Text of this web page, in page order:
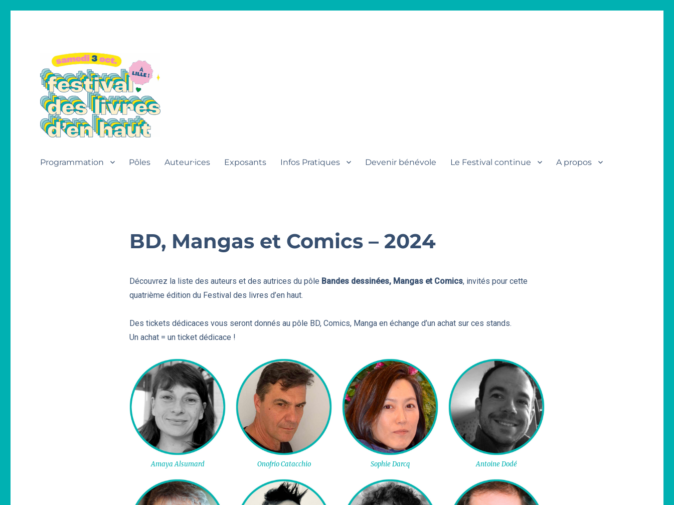
Programmation Pôles Auteur⸱ices Exposants Infos Pratiques Devenir bénévole Le Festival continue A propos
BD, Mangas et Comics – 2024
Découvrez la liste des auteurs et des autrices du pôle Bandes dessinées, Mangas et Comics, invités pour cette
quatrième édition du Festival des livres d’en haut.
Des tickets dédicaces vous seront donnés au pôle BD, Comics, Manga en échange d’un achat sur ces stands.
Un achat = un ticket dédicace !
Amaya Alsumard Onofrio Catacchio Sophie Darcq Antoine Dodé